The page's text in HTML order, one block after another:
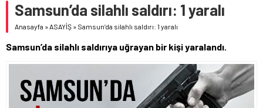
YÖNETİCİ SEÇERKEN YAPILAN EN BÜYÜK HATALAR
13.779,39
DOLAR
55,1808
Samsun’da silahlı saldırı: 1 yaralı
Anasayfa »ASAYİŞ » Samsun’da silahlı saldırı: 1 yaralı
Samsun’da silahlı saldırıya uğrayan bir kişi yaralandı.